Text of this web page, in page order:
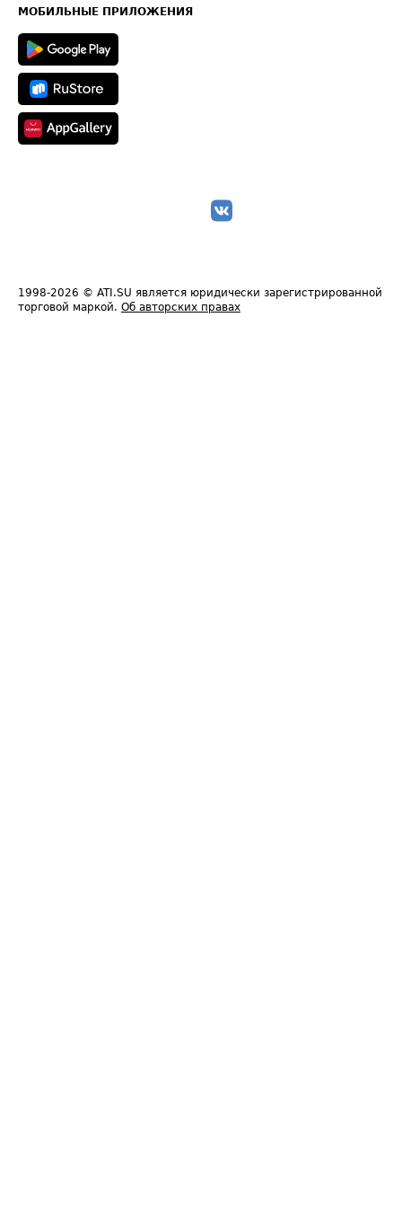
Техническая информация
МОБИЛЬНЫЕ ПРИЛОЖЕНИЯ
1998-2026 © ATI.SU является юридически зарегистрированной
торговой маркой. Об авторских правах